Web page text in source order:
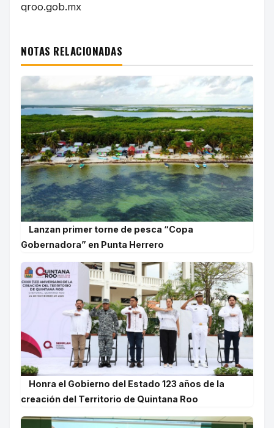
qroo.gob.mx
NOTAS RELACIONADAS
Lanzan primer torne de pesca “Copa
Gobernadora” en Punta Herrero
Honra el Gobierno del Estado 123 años de la
creación del Territorio de Quintana Roo